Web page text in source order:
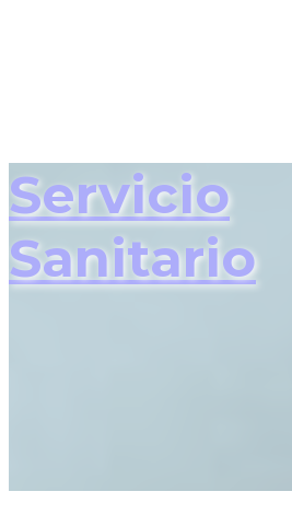
Servicio
Sanitario